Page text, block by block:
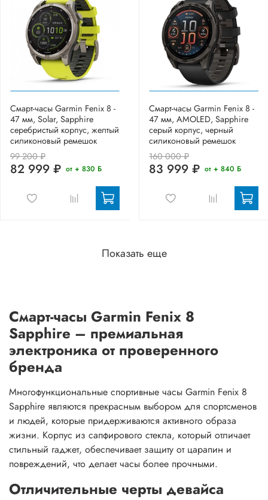
Смарт-часы Garmin Fenix 8 -
47 мм, Solar, Sapphire
серебристый корпус, желтый
силиконовый ремешок
99 200 ₽
82 999 ₽ от + 830 Б
Смарт-часы Garmin Fenix 8 -
47 мм, AMOLED, Sapphire
серый корпус, черный
силиконовый ремешок
160 000 ₽
83 999 ₽ от + 840 Б
Показать еще
Смарт-часы Garmin Fenix 8
Sapphire – премиальная
электроника от проверенного
бренда
Многофункциональные спортивные часы Garmin Fenix 8
Sapphire являются прекрасным выбором для спортсменов
и людей, которые придерживаются активного образа
жизни. Корпус из сапфирового стекла, который отличает
стильный гаджет, обеспечивает защиту от царапин и
повреждений, что делает часы более прочными.
Отличительные черты девайса